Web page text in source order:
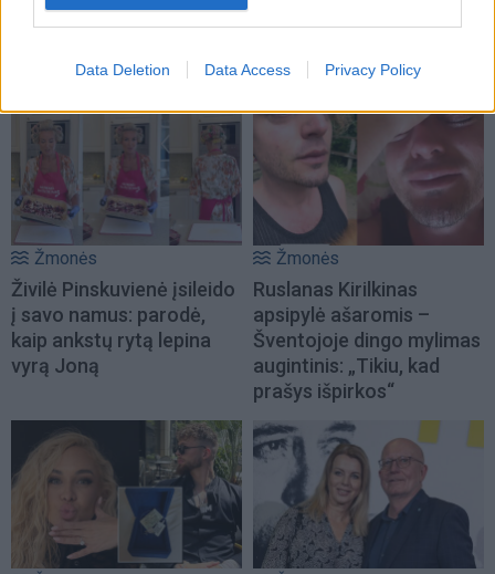
Data Deletion Data Access Privacy Policy
Vaidas Baumila: „Aš
nuobodumo"(2)
žvaigždė
Žmonės
Živilė Pinskuvienė įsileido
į savo namus: parodė,
kaip ankstų rytą lepina
vyrą Joną
Žmonės
Ruslanas Kirilkinas
apsipylė ašaromis –
Šventojoje dingo mylimas
augintinis: „Tikiu, kad
prašys išpirkos“